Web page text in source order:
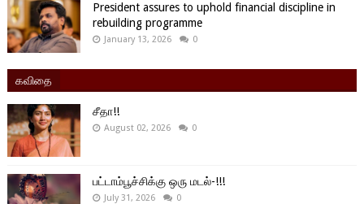
President assures to uphold financial discipline in
rebuilding programme
January 13, 2026 0
கவிதை
சீதா!!
August 02, 2026 0
பட்டாம்பூச்சிக்கு ஒரு மடல்-!!!
July 31, 2026 0